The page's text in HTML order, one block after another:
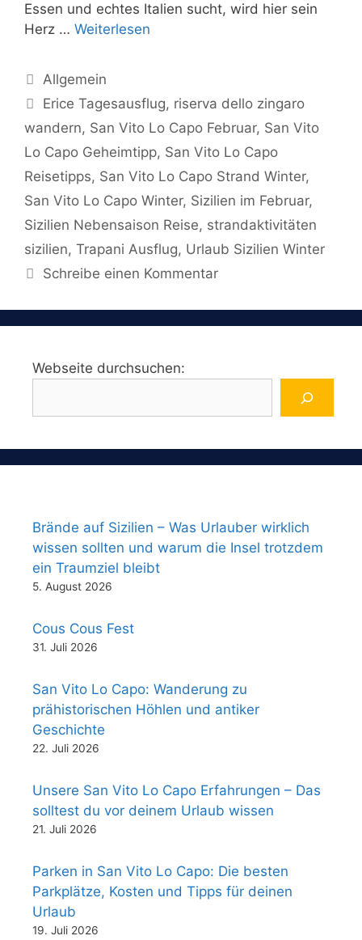
Essen und echtes Italien sucht, wird hier sein
Herz … Weiterlesen
Kategorien
Allgemein
Schlagwörter
Erice Tagesausflug, riserva dello zingaro
wandern, San Vito Lo Capo Februar, San Vito
Lo Capo Geheimtipp, San Vito Lo Capo
Reisetipps, San Vito Lo Capo Strand Winter,
San Vito Lo Capo Winter, Sizilien im Februar,
Sizilien Nebensaison Reise, strandaktivitäten
sizilien, Trapani Ausflug, Urlaub Sizilien Winter
Schreibe einen Kommentar
Webseite durchsuchen:
Brände auf Sizilien – Was Urlauber wirklich
wissen sollten und warum die Insel trotzdem
ein Traumziel bleibt
5. August 2026
Cous Cous Fest
31. Juli 2026
San Vito Lo Capo: Wanderung zu
prähistorischen Höhlen und antiker
Geschichte
22. Juli 2026
Unsere San Vito Lo Capo Erfahrungen – Das
solltest du vor deinem Urlaub wissen
21. Juli 2026
Parken in San Vito Lo Capo: Die besten
Parkplätze, Kosten und Tipps für deinen
Urlaub
19. Juli 2026